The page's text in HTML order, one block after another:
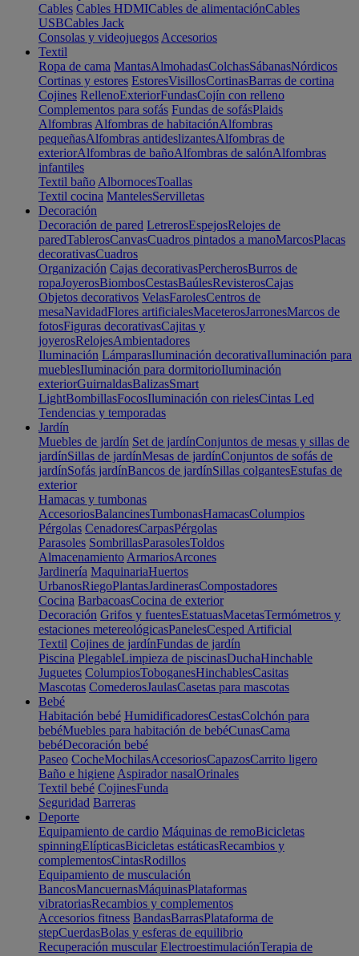
Cables Cables HDMICables de alimentaciónCables
USBCables Jack
Consolas y videojuegos Accesorios
Textil
Ropa de cama MantasAlmohadasColchasSábanasNórdicos
Cortinas y estores EstoresVisillosCortinasBarras de cortina
Cojines RellenoExteriorFundasCojín con relleno
Complementos para sofás Fundas de sofásPlaids
Alfombras Alfombras de habitaciónAlfombras
pequeñasAlfombras antideslizantesAlfombras de
exteriorAlfombras de bañoAlfombras de salónAlfombras
infantiles
Textil baño AlbornocesToallas
Textil cocina MantelesServilletas
Decoración
Decoración de pared LetrerosEspejosRelojes de
paredTablerosCanvasCuadros pintados a manoMarcosPlacas
decorativasCuadros
Organización Cajas decorativasPercherosBurros de
ropaJoyerosBiombosCestasBaúlesRevisterosCajas
Objetos decorativos VelasFarolesCentros de
mesaNavidadFlores artificialesMaceterosJarronesMarcos de
fotosFiguras decorativasCajitas y
joyerosRelojesAmbientadores
Iluminación LámparasIluminación decorativaIluminación para
mueblesIluminación para dormitorioIluminación
exteriorGuirnaldasBalizasSmart
LightBombillasFocosIluminación con rielesCintas Led
Tendencias y temporadas
Jardín
Muebles de jardín Set de jardínConjuntos de mesas y sillas de
jardínSillas de jardínMesas de jardínConjuntos de sofás de
jardínSofás jardínBancos de jardínSillas colgantesEstufas de
exterior
Hamacas y tumbonas
AccesoriosBalancinesTumbonasHamacasColumpios
Pérgolas CenadoresCarpasPérgolas
Parasoles SombrillasParasolesToldos
Almacenamiento ArmariosArcones
Jardinería MaquinariaHuertos
UrbanosRiegoPlantasJardinerasCompostadores
Cocina BarbacoasCocina de exterior
Decoración Grifos y fuentesEstatuasMacetasTermómetros y
estaciones metereológicasPanelesCesped Artificial
Textil Cojines de jardínFundas de jardín
Piscina PlegableLimpieza de piscinasDuchaHinchable
Juguetes ColumpiosToboganesHinchablesCasitas
Mascotas ComederosJaulasCasetas para mascotas
Bebé
Habitación bebé HumidificadoresCestasColchón para
bebéMuebles para habitación de bebéCunasCama
bebéDecoración bebé
Paseo CocheMochilasAccesoriosCapazosCarrito ligero
Baño e higiene Aspirador nasalOrinales
Textil bebé CojinesFunda
Seguridad Barreras
Deporte
Equipamiento de cardio Máquinas de remoBicicletas
spinningElípticasBicicletas estáticasRecambios y
complementosCintasRodillos
Equipamiento de musculación
BancosMancuernasMáquinasPlataformas
vibratoriasRecambios y complementos
Accesorios fitness BandasBarrasPlataforma de
stepCuerdasBolas y esferas de equilibrio
Recuperación muscular ElectroestimulaciónTerapia de